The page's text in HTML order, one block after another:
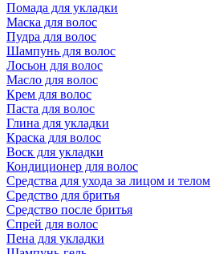
Помада для укладки
Маска для волос
Пудра для волос
Шампунь для волос
Лосьон для волос
Масло для волос
Крем для волос
Паста для волос
Глина для укладки
Краска для волос
Воск для укладки
Кондиционер для волос
Средства для ухода за лицом и телом
Средство для бритья
Средство после бритья
Спрей для волос
Пена для укладки